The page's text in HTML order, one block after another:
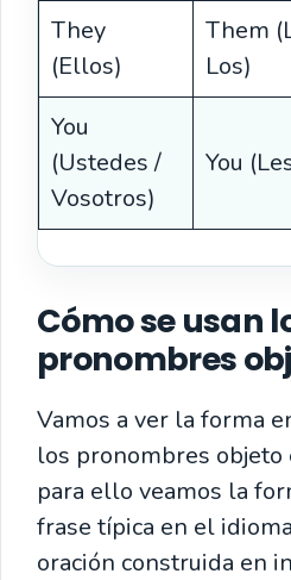
They
(Ellos)
Them
Los)
You
(Ustedes /
Vosotros)
You
Cómo se usan
pronombres
Vamos a ver la forma
los pronombres objeto
para ello veamos la
frase típica en el
oración construida en